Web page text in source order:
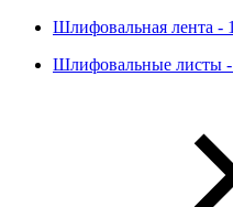
Шлифовальная лента -
Шлифовальные листы -